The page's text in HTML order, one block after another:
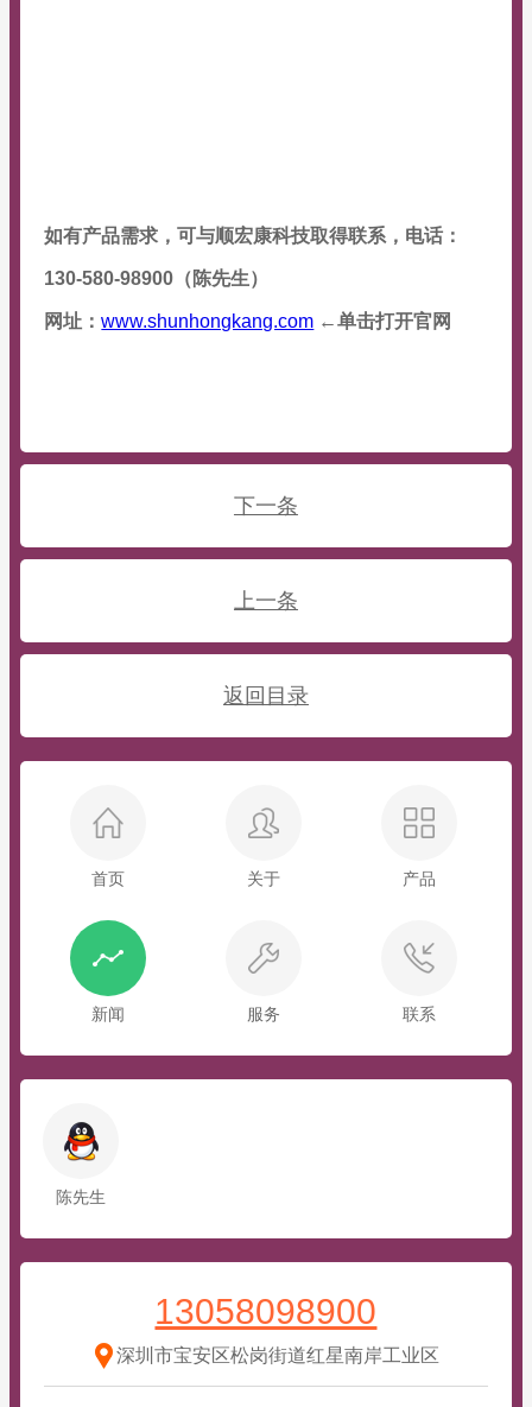
如有产品需求，可与顺宏康科技取得联系，电话：
130-580-98900（陈先生）
网址：www.shunhongkang.com ←单击打开官网
下一条
上一条
返回目录
首页 关于 产品
新闻 服务 联系
陈先生
13058098900
深圳市宝安区松岗街道红星南岸工业区